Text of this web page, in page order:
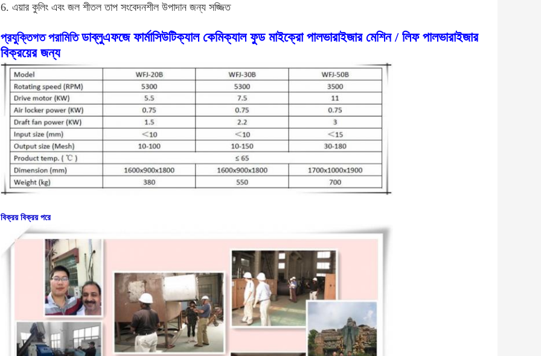
6. এয়ার কুলিং এবং জল শীতল তাপ সংবেদনশীল উপাদান জন্য সজ্জিত
প্রযুক্তিগত পরামিতিডাব্লুএফজে ফার্মাসিউটিক্যাল কেমিক্যাল ফুড মাইক্রো পালভারাইজার মেশিন / লিফ পালভারাইজার
বিক্রয়ের জন্য
বিক্রয় বিক্রয় পরে